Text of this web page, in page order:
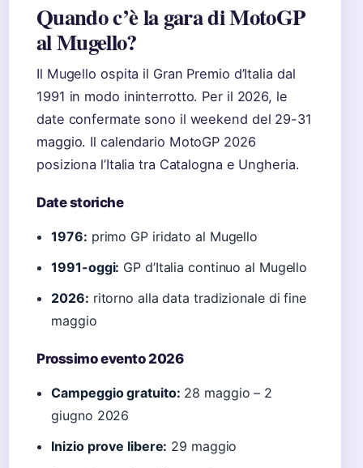
Quando c’è la gara di MotoGP
al Mugello?
Il Mugello ospita il Gran Premio d’Italia dal
1991 in modo ininterrotto. Per il 2026, le
date confermate sono il weekend del 29-31
maggio. Il calendario MotoGP 2026
posiziona l’Italia tra Catalogna e Ungheria.
Date storiche
1976: primo GP iridato al Mugello
1991-oggi: GP d’Italia continuo al Mugello
2026: ritorno alla data tradizionale di fine
maggio
Prossimo evento 2026
Campeggio gratuito: 28 maggio – 2
giugno 2026
Inizio prove libere: 29 maggio